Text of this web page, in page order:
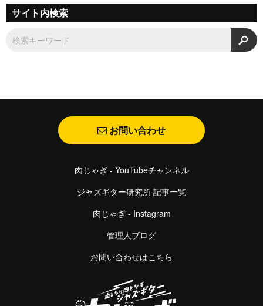
サイト内検索
検
お問い合わせ
肉じゃぎ - YouTubeチャンネル
ジャズギター研究所 記事一覧
肉じゃぎ - Instagram
管理人ブログ
お問い合わせはこちら